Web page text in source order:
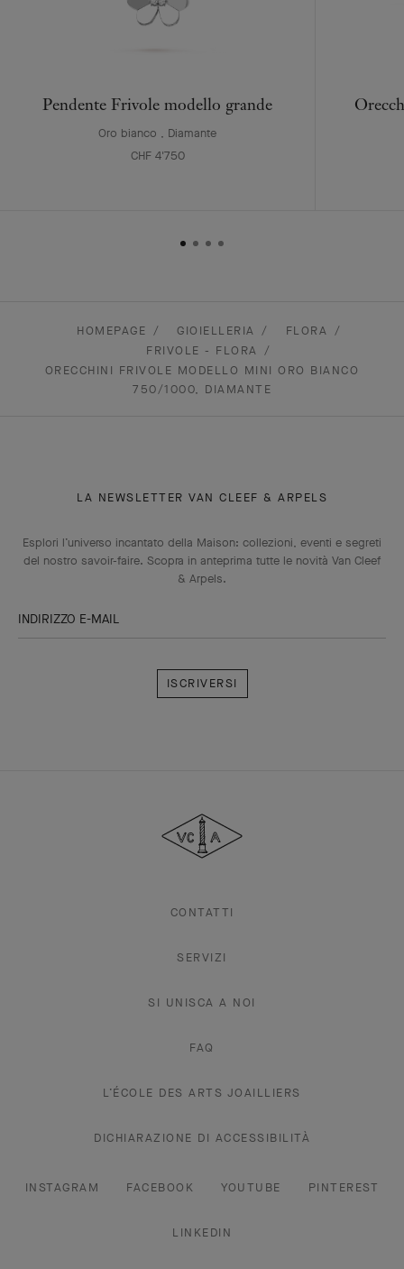
Pendente Frivole modello grande
Oro bianco , Diamante
CHF 4'750
HOMEPAGE GIOIELLERIA
FLORA
FRIVOLE - FLORA
ORECCHINI FRIVOLE MODELLO MINI ORO BIANCO
750/1000, DIAMANTE
LA NEWSLETTER VAN CLEEF & ARPELS
Esplori l’universo incantato della Maison: collezioni, eventi e segreti
del nostro savoir-faire. Scopra in anteprima tutte le novità Van Cleef
& Arpels.
INDIRIZZO E-MAIL
&
Arpels
CONTATTI
SERVIZI
SI UNISCA A NOI
FAQ
L’ÉCOLE DES ARTS JOAILLIERS
DICHIARAZIONE DI ACCESSIBILITÀ
INSTAGRAM FACEBOOK YOUTUBE PINTEREST
LINKEDIN